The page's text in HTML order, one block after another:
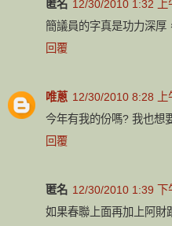
匿名 12/30/2010 1:32 上
簡議員的字真是功力深厚
回覆
唯蔥 12/30/2010 8:28 上
今年有我的份嗎? 我也想
回覆
匿名 12/30/2010 1:39 下
如果春聯上面再加上阿財